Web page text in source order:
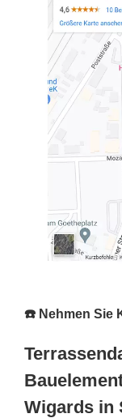
☎️ Nehmen Sie
Wigards in